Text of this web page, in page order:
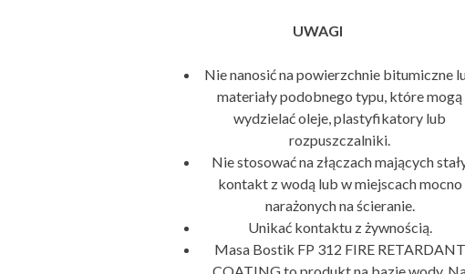
UWAGI
Nie nanosić na powierzchnie bitumiczne
materiały podobnego typu, które mogą
wydzielać oleje, plastyfikatory lub
rozpuszczalniki.
Nie stosować na złączach mających
kontakt z wodą lub w miejscach mocno
narażonych na ścieranie.
Unikać kontaktu z żywnością.
Masa Bostik FP 312 FIRE RETARDANT